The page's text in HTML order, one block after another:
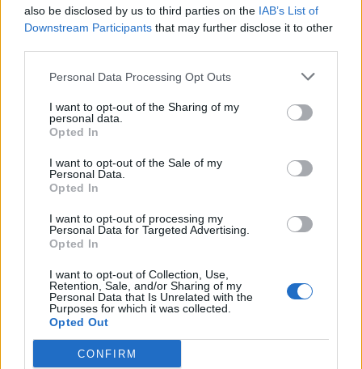
also be disclosed by us to third parties on the IAB’s List of
Downstream Participants that may further disclose it to other
Personal Data Processing Opt Outs
I want to opt-out of the Sharing of my
personal data.
Opted In
I want to opt-out of the Sale of my
Personal Data.
Opted In
I want to opt-out of processing my
Personal Data for Targeted Advertising.
Opted In
I want to opt-out of Collection, Use,
Retention, Sale, and/or Sharing of my
Personal Data that Is Unrelated with the
Purposes for which it was collected.
Opted Out
CONFIRM
Il materiale (testo, foto e video) consultabile in questo portale è di nostra proprietà.
Alcune foto (screenshot) ed articoli presenti su "Calciomercato Magazine" sono in parte
giunti da internet, in quanto arrivati alla nostra attenzione attraverso regolari
comunicati stampa con immagini e testi allegati ed autorizzati alla pubblicazione, e
quindi valutati di pubblico dominio. Se i soggetti o gli autori avessero qualcosa in
email:
), che provvederà prontamente alla rimozione.